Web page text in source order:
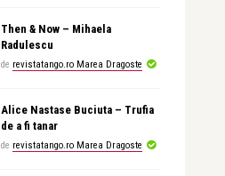
Then & Now – Mihaela
Radulescu
de revistatango.ro Marea Dragoste
Alice Nastase Buciuta – Trufia
de a fi tanar
de revistatango.ro Marea Dragoste